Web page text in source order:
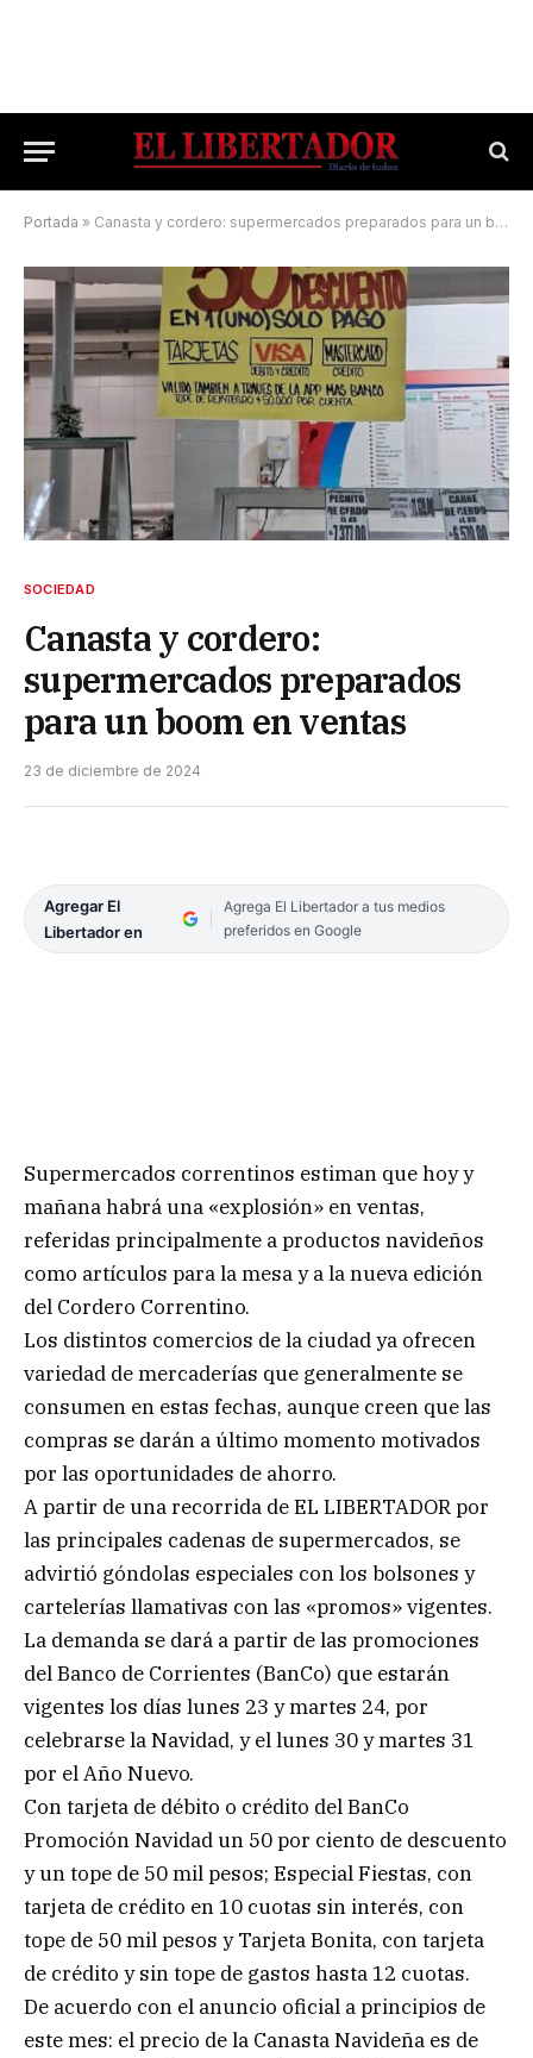
Portada » Canasta y cordero: supermercados preparados para un boom en ventas
SOCIEDAD
Canasta y cordero:
supermercados preparados
para un boom en ventas
23 de diciembre de 2024
Agregar El
Libertador en
Agrega El Libertador a tus medios
preferidos en Google
Supermercados correntinos estiman que hoy y
mañana habrá una «explosión» en ventas,
referidas principalmente a productos navideños
como artículos para la mesa y a la nueva edición
del Cordero Correntino.
Los distintos comercios de la ciudad ya ofrecen
variedad de mercaderías que generalmente se
consumen en estas fechas, aunque creen que las
compras se darán a último momento motivados
por las oportunidades de ahorro.
A partir de una recorrida de EL LIBERTADOR por
las principales cadenas de supermercados, se
advirtió góndolas especiales con los bolsones y
cartelerías llamativas con las «promos» vigentes.
La demanda se dará a partir de las promociones
del Banco de Corrientes (BanCo) que estarán
vigentes los días lunes 23 y martes 24, por
celebrarse la Navidad, y el lunes 30 y martes 31
por el Año Nuevo.
Con tarjeta de débito o crédito del BanCo
Promoción Navidad un 50 por ciento de descuento
y un tope de 50 mil pesos; Especial Fiestas, con
tarjeta de crédito en 10 cuotas sin interés, con
tope de 50 mil pesos y Tarjeta Bonita, con tarjeta
de crédito y sin tope de gastos hasta 12 cuotas.
De acuerdo con el anuncio oficial a principios de
este mes: el precio de la Canasta Navideña es de